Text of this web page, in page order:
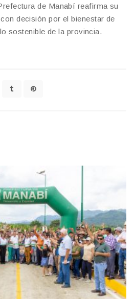
de Manabí reafirma su
decisión por el bienestar de
sostenible de la provincia.